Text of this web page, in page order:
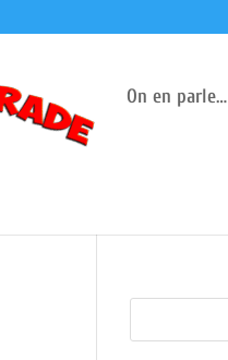
On en parle…